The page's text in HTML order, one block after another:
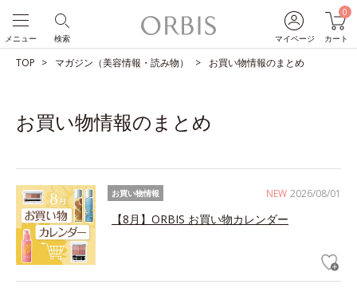
マイページ
0
カート
検索
メニュー
TOP マガジン（美容情報・読み物） お買い物情報のまとめ
お買い物情報のまとめ
NEW 2026/08/01
お買い物情報
【8月】ORBIS お買い物カレンダー